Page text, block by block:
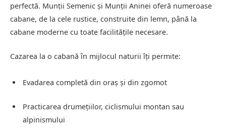
perfectă. Munții Semenic și Munții Aninei oferă numeroase
cabane, de la cele rustice, construite din lemn, până la
cabane moderne cu toate facilitățile necesare.
Cazarea la o cabană în mijlocul naturii îți permite:
Evadarea completă din oraș și din zgomot
Practicarea drumețiilor, ciclismului montan sau
alpinismului